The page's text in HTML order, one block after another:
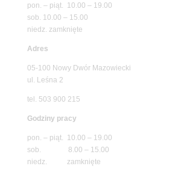
pon. – piąt. 10.00 – 19.00
sob. 10.00 – 15.00
niedz. zamknięte
Adres
05-100 Nowy Dwór Mazowiecki
ul. Leśna 2
tel. 503 900 215
Godziny pracy
pon. – piąt. 10.00 – 19.00
sob. 8.00 – 15.00
niedz. zamknięte